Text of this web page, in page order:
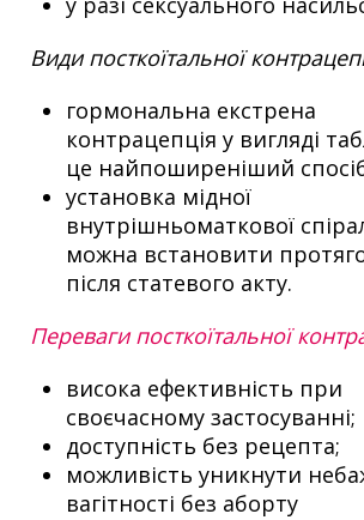
Види посткоїтальної
гормональна екстрена
контрацепція у вигляді
це найпоширеніший
установка мідної
внутрішньоматкової
можна встановити
після статевого акту.
Переваги посткоїтальної
висока ефективність при
своєчасному застосуванні;
доступність без рецепта;
можливість уникнути
вагітності без аборту